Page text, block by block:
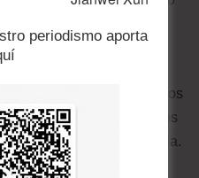
Christopher Cantwell -
-, uno de los rostros
de nacionalistas blancos
en Charlottesville, Virginia.
de un pequeño gran
periodismo aporta